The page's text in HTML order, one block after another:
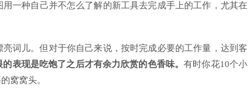
一种自己并不怎么了解的新工具去完成手上的工作，尤其在
词儿。但对于你自己来说，按时完成必要的工作量，达到客
表现是吃饱了之后才有余力欣赏的色香味。有时你花10个小
窝窝头。